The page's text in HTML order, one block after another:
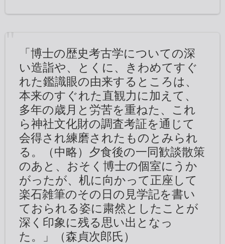
「博士の歴史考古学についての深
い造詣や、とくに、きわめてすぐ
れた鑑識眼の由来するところは、
本来のすぐれた直観力に加えて、
多年の歳月と労苦を重ねた、これ
ら神社文化財の調査考証を通じて
会得され練磨されたものとみられ
る。（中略）夕食後の一同歓談散策
のあと、おそく博士の個室にうか
がったが、机に向かって正座して
楽石雑筆のその日の見学記を書い
ておられる姿に粛然としたことが
深く印象に残る思い出となっ
た。」（森貞次郎氏）